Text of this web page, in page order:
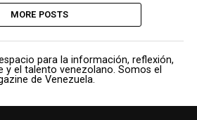
MORE POSTS
para la información, reflexión,
y el talento venezolano. Somos el
de Venezuela.